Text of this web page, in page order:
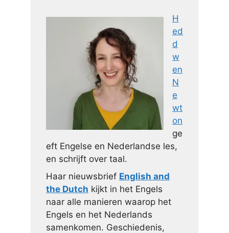
H
ed
d
w
en
N
e
wt
on
ge
eft Engelse en Nederlandse les,
en schrijft over taal.
Haar nieuwsbrief English and
the Dutch kijkt in het Engels
naar alle manieren waarop het
Engels en het Nederlands
samenkomen. Geschiedenis,